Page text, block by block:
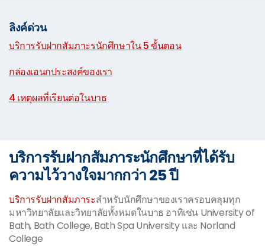
ลิงค์ด่วน
บริการรับฝากสัมภาะรนักศึกษาใน 5 ขั้นตอน
กล่องเอนกประสงค์ของเรา
4 เหตุผลที่เรียนต่อในบาธ
บริการรับฝากสัมภาระนักศึกษาที่ได้รับ
ความไว้วางใจมากกว่า 25 ปี
บริการรับฝากสัมภาระสำหรับนักศึกษาของเราครอบคลุมทุก
มหาวิทยาลัยและวิทยาลัยทั้งหมดในบาธ อาทิเช่น University of
Bath, Bath College, Bath Spa University และ Norland
College